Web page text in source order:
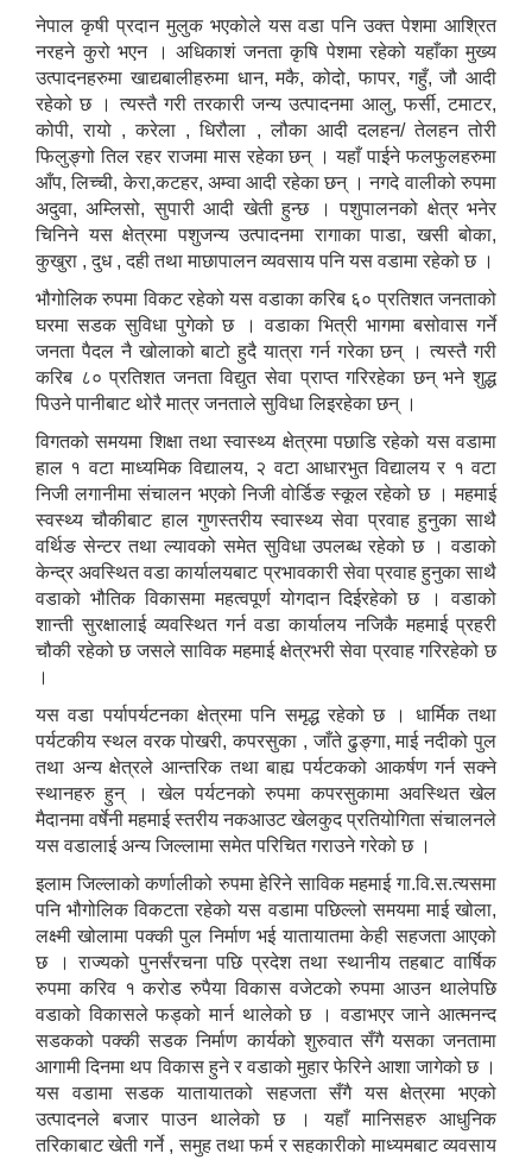
नेपाल कृषी प्रदान मुलुक भएकोले यस वडा पनि उक्त पेशमा आश्रित
नरहने कुरो भएन । अधिकाशं जनता कृषि पेशमा रहेको यहाँका मुख्य
उत्पादनहरुमा खाद्यबालीहरुमा धान, मकै, कोदो, फापर, गहुँ, जौ आदी
रहेको छ । त्यस्तै गरी तरकारी जन्य उत्पादनमा आलु, फर्सी, टमाटर,
कोपी, रायो , करेला , धिरौला , लौका आदी दलहन/ तेलहन तोरी
फिलुङ्गो तिल रहर राजमा मास रहेका छन् । यहाँ पाईने फलफुलहरुमा
आँप, लिच्ची, केरा,कटहर, अम्वा आदी रहेका छन् । नगदे वालीको रुपमा
अदुवा, अम्लिसो, सुपारी आदी खेती हुन्छ । पशुपालनको क्षेत्र भनेर
चिनिने यस क्षेत्रमा पशुजन्य उत्पादनमा रागाका पाडा, खसी बोका,
कुखुरा , दुध , दही तथा माछापालन व्यवसाय पनि यस वडामा रहेको छ ।
भौगोलिक रुपमा विकट रहेको यस वडाका करिब ६० प्रतिशत जनताको
घरमा सडक सुविधा पुगेको छ । वडाका भित्री भागमा बसोवास गर्ने
जनता पैदल नै खोलाको बाटो हुदै यात्रा गर्न गरेका छन् । त्यस्तै गरी
करिब ८० प्रतिशत जनता विद्युत सेवा प्राप्त गरिरहेका छन् भने शुद्ध
पिउने पानीबाट थोरै मात्र जनताले सुविधा लिइरहेका छन् ।
विगतको समयमा शिक्षा तथा स्वास्थ्य क्षेत्रमा पछाडि रहेको यस वडामा
हाल १ वटा माध्यमिक विद्यालय, २ वटा आधारभुत विद्यालय र १ वटा
निजी लगानीमा संचालन भएको निजी वोर्डिङ स्कूल रहेको छ । महमाई
स्वस्थ्य चौकीबाट हाल गुणस्तरीय स्वास्थ्य सेवा प्रवाह हुनुका साथै
वर्थिङ सेन्टर तथा ल्यावको समेत सुविधा उपलब्ध रहेको छ । वडाको
केन्द्र अवस्थित वडा कार्यालयबाट प्रभावकारी सेवा प्रवाह हुनुका साथै
वडाको भौतिक विकासमा महत्वपूर्ण योगदान दिईरहेको छ । वडाको
शान्ती सुरक्षालाई व्यवस्थित गर्न वडा कार्यालय नजिकै महमाई प्रहरी
चौकी रहेको छ जसले साविक महमाई क्षेत्रभरी सेवा प्रवाह गरिरहेको छ
।
यस वडा पर्यापर्यटनका क्षेत्रमा पनि समृद्ध रहेको छ । धार्मिक तथा
पर्यटकीय स्थल वरक पोखरी, कपरसुका , जाँते ढुङ्गा, माई नदीको पुल
तथा अन्य क्षेत्रले आन्तरिक तथा बाह्य पर्यटकको आकर्षण गर्न सक्ने
स्थानहरु हुन् । खेल पर्यटनको रुपमा कपरसुकामा अवस्थित खेल
मैदानमा वर्षेनी महमाई स्तरीय नकआउट खेलकुद प्रतियोगिता संचालनले
यस वडालाई अन्य जिल्लामा समेत परिचित गराउने गरेको छ ।
इलाम जिल्लाको कर्णालीको रुपमा हेरिने साविक महमाई गा.वि.स.त्यसमा
पनि भौगोलिक विकटता रहेको यस वडामा पछिल्लो समयमा माई खोला,
लक्ष्मी खोलामा पक्की पुल निर्माण भई यातायातमा केही सहजता आएको
छ । राज्यको पुनर्संरचना पछि प्रदेश तथा स्थानीय तहबाट वार्षिक
रुपमा करिव १ करोड रुपैया विकास वजेटको रुपमा आउन थालेपछि
वडाको विकासले फड्को मार्न थालेको छ । वडाभएर जाने आत्मनन्द
सडकको पक्की सडक निर्माण कार्यको शुरुवात सँगै यसका जनतामा
आगामी दिनमा थप विकास हुने र वडाको मुहार फेरिने आशा जागेको छ ।
यस वडामा सडक यातायातको सहजता सँगै यस क्षेत्रमा भएको
उत्पादनले बजार पाउन थालेको छ । यहाँ मानिसहरु आधुनिक
तरिकाबाट खेती गर्ने , समुह तथा फर्म र सहकारीको माध्यमबाट व्यवसाय